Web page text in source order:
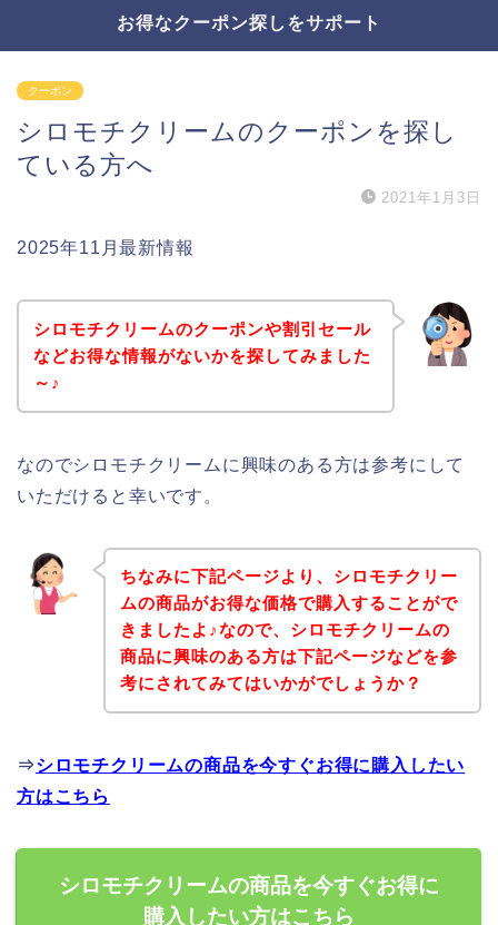
お得なクーポン探しをサポート
クーポン
シロモチクリームのクーポンを探し
ている方へ
2021年1月3日
2025年11月最新情報
シロモチクリームのクーポンや割引セール
などお得な情報がないかを探してみました
～♪
なのでシロモチクリームに興味のある方は参考にして
いただけると幸いです。
ちなみに下記ページより、シロモチクリー
ムの商品がお得な価格で購入することがで
きましたよ♪なので、シロモチクリームの
商品に興味のある方は下記ページなどを参
考にされてみてはいかがでしょうか？
⇒シロモチクリームの商品を今すぐお得に購入したい
方はこちら
シロモチクリームの商品を今すぐお得に
購入したい方はこちら